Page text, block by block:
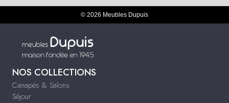
© 2026 Meubles Dupuis
NOS COLLECTIONS
Canapés & Salons
Séjour